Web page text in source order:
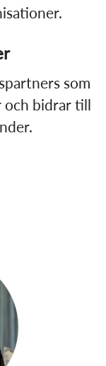
som
och bidrar till